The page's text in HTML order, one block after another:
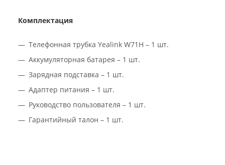
Комплектация
Телефонная трубка Yealink W71H – 1 шт.
Аккумуляторная батарея – 1 шт.
Зарядная подставка – 1 шт.
Адаптер питания – 1 шт.
Руководство пользователя – 1 шт.
Гарантийный талон – 1 шт.